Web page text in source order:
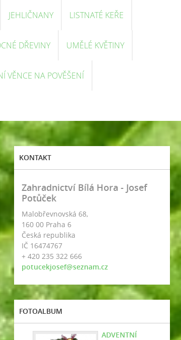
JEHLIČNANY LISTNATÉ KEŘE
DŘEVINY UMĚLÉ KVĚTINY
VĚNCE NA POVĚŠENÍ
KONTAKT
Zahradnictví Bílá Hora - Josef
Potůček
Malobřevnovská 68,
160 00 Praha 6
Česká republika
IČ 16474767
+ 420 235 322 666
potucekjosef@seznam.cz
FOTOALBUM
ADVENTNÍ